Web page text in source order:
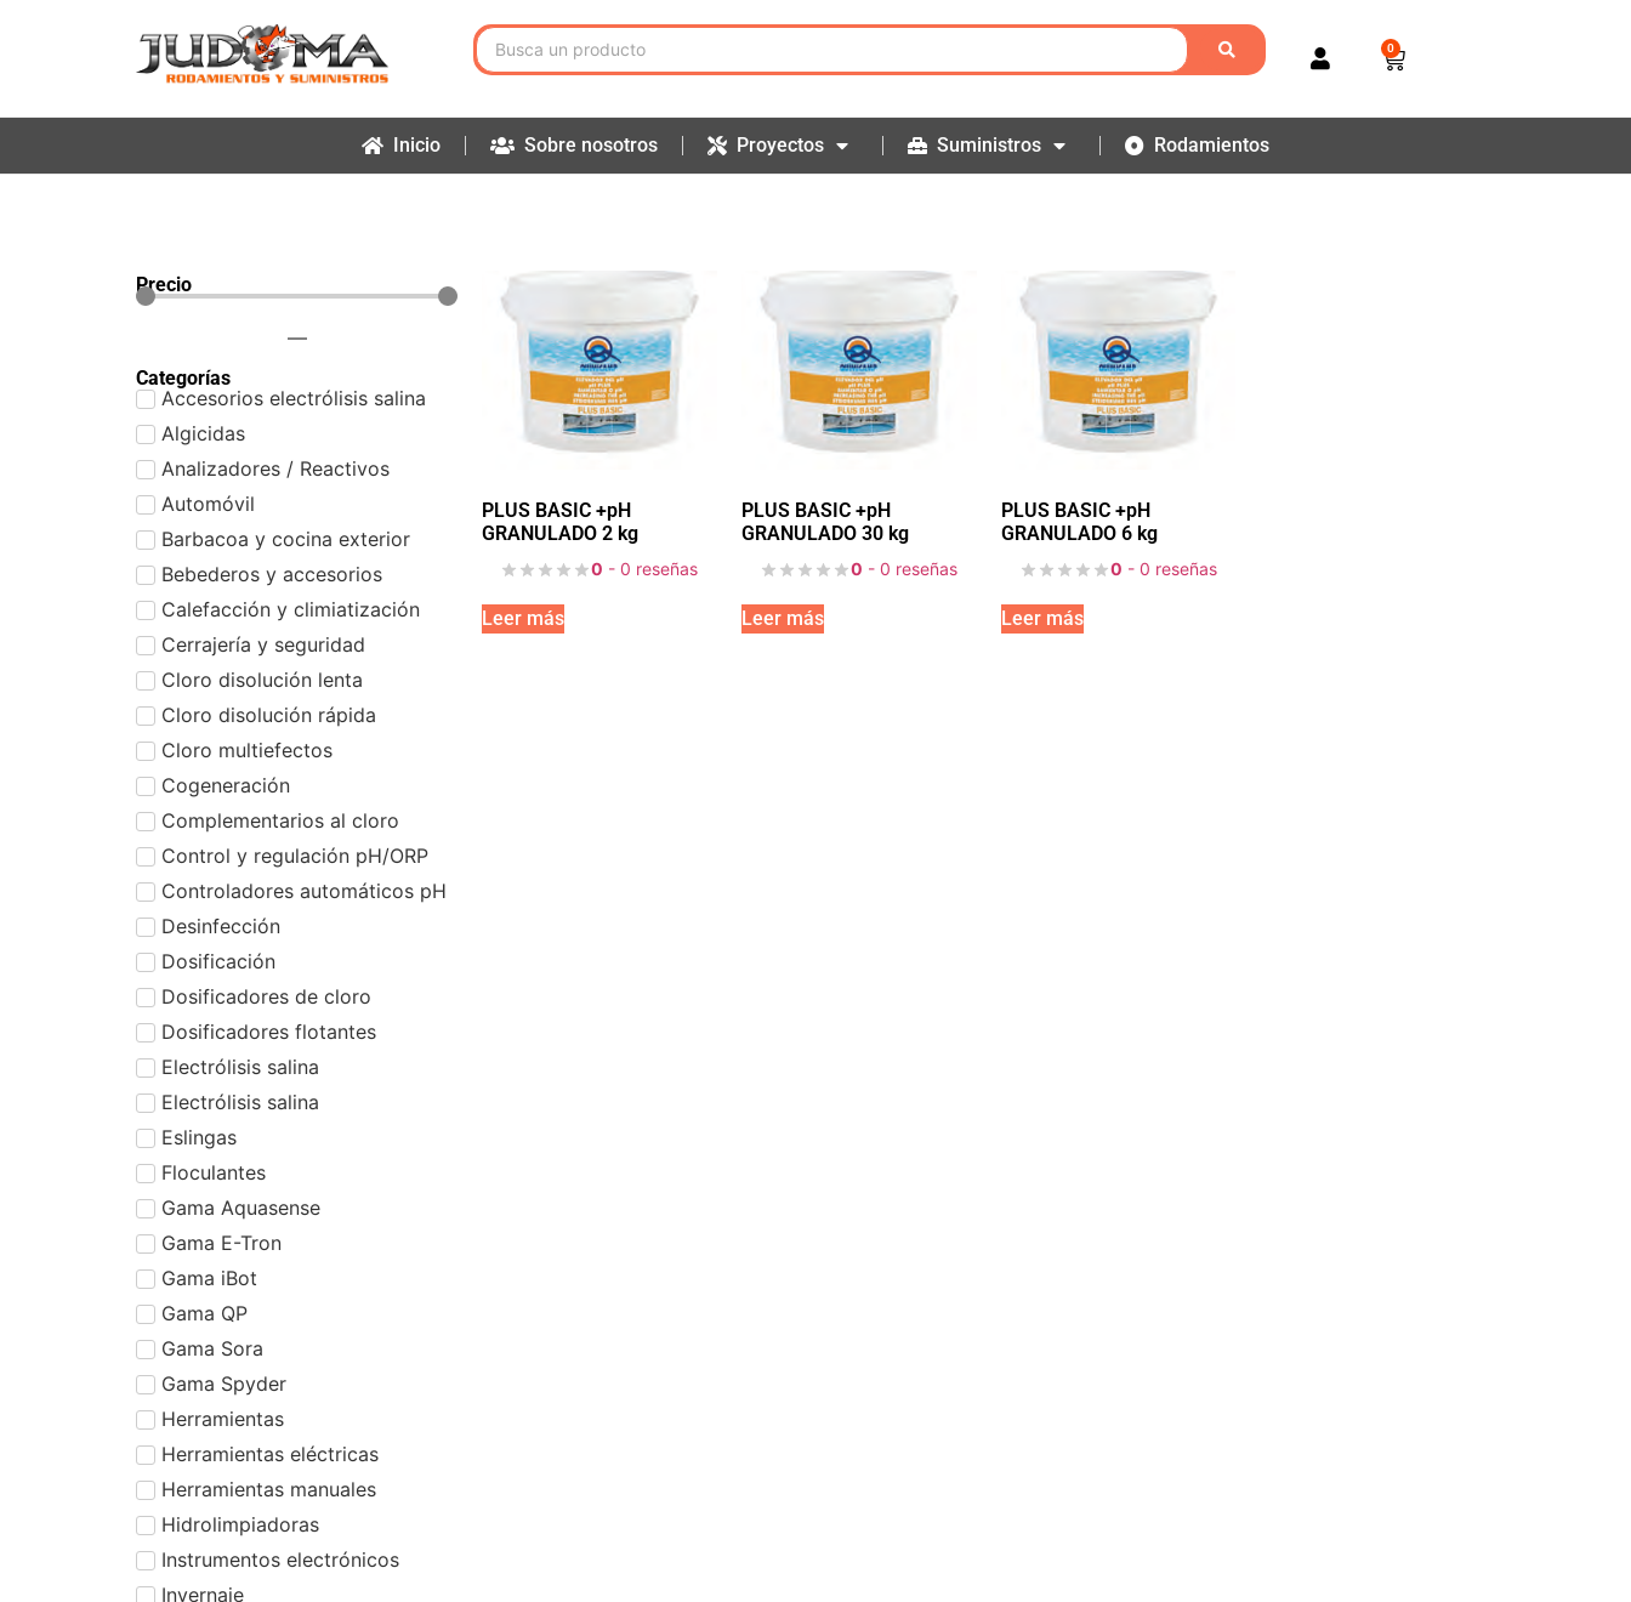
0
Inicio Sobre nosotros Proyectos Suministros Rodamientos
Precio
—
Categorías
Accesorios electrólisis salina
Algicidas
Analizadores / Reactivos
Automóvil
Barbacoa y cocina exterior
Bebederos y accesorios
Calefacción y climiatización
Cerrajería y seguridad
Cloro disolución lenta
Cloro disolución rápida
Cloro multiefectos
Cogeneración
Complementarios al cloro
Control y regulación pH/ORP
Controladores automáticos pH
Desinfección
Dosificación
Dosificadores de cloro
Dosificadores flotantes
Electrólisis salina
Electrólisis salina
Eslingas
Floculantes
Gama Aquasense
Gama E-Tron
Gama iBot
Gama QP
Gama Sora
Gama Spyder
Herramientas
Herramientas eléctricas
Herramientas manuales
Hidrolimpiadoras
Instrumentos electrónicos
Invernaje
PLUS BASIC +pH
GRANULADO 2 kg
0 - 0 reseñas
Leer más
PLUS BASIC +pH
GRANULADO 30 kg
0 - 0 reseñas
Leer más
PLUS BASIC +pH
GRANULADO 6 kg
0 - 0 reseñas
Leer más